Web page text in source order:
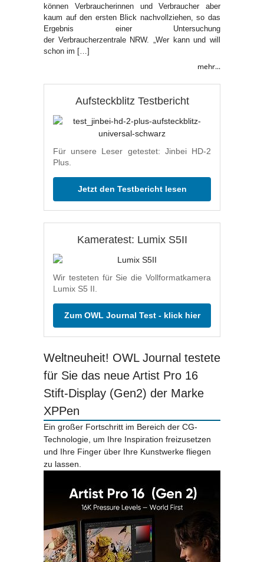
können Verbraucherinnen und Verbraucher aber
kaum auf den ersten Blick nachvollziehen, so das
Ergebnis einer Untersuchung
der Verbraucherzentrale NRW. „Wer kann und will
schon im […]
mehr...
Aufsteckblitz Testbericht
Für unsere Leser getestet: Jinbei HD-2
Plus.
Jetzt den Testbericht lesen
Kameratest: Lumix S5II
Wir testeten für Sie die Vollformatkamera
Lumix S5 II.
Zum OWL Journal Test - klick hier
Weltneuheit! OWL Journal testete
für Sie das neue Artist Pro 16
Stift-Display (Gen2) der Marke
XPPen
Ein großer Fortschritt im Bereich der CG-
Technologie, um Ihre Inspiration freizusetzen
und Ihre Finger über Ihre Kunstwerke fliegen
zu lassen.